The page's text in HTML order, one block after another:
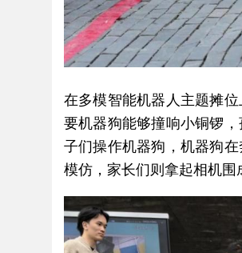
在多模智能机器人主题摊
要机器狗能够撞响小铜锣
子们操作机器狗，机器狗
模仿，家长们则拿起相机围